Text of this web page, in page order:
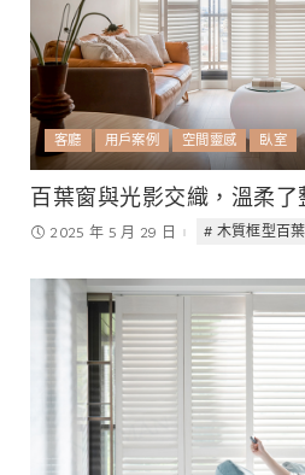
客廳 用戶案例 空間靈感 臥室
百葉窗與光影交織，溫柔了
2025 年 5 月 29 日 木質框型百